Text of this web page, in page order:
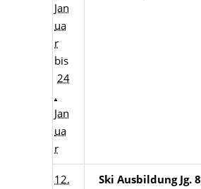
Jan
ua
r
bis
24
.
Jan
ua
r
12.
Ski Ausbildung Jg. 8